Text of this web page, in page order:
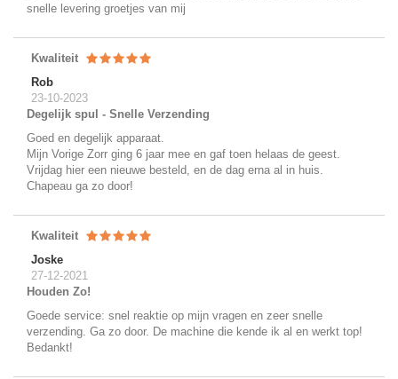
snelle levering groetjes van mij
Kwaliteit
Rob
23-10-2023
Degelijk spul - Snelle Verzending
Goed en degelijk apparaat.
Mijn Vorige Zorr ging 6 jaar mee en gaf toen helaas de geest.
Vrijdag hier een nieuwe besteld, en de dag erna al in huis.
Chapeau ga zo door!
Kwaliteit
Joske
27-12-2021
Houden Zo!
Goede service: snel reaktie op mijn vragen en zeer snelle
verzending. Ga zo door. De machine die kende ik al en werkt top!
Bedankt!